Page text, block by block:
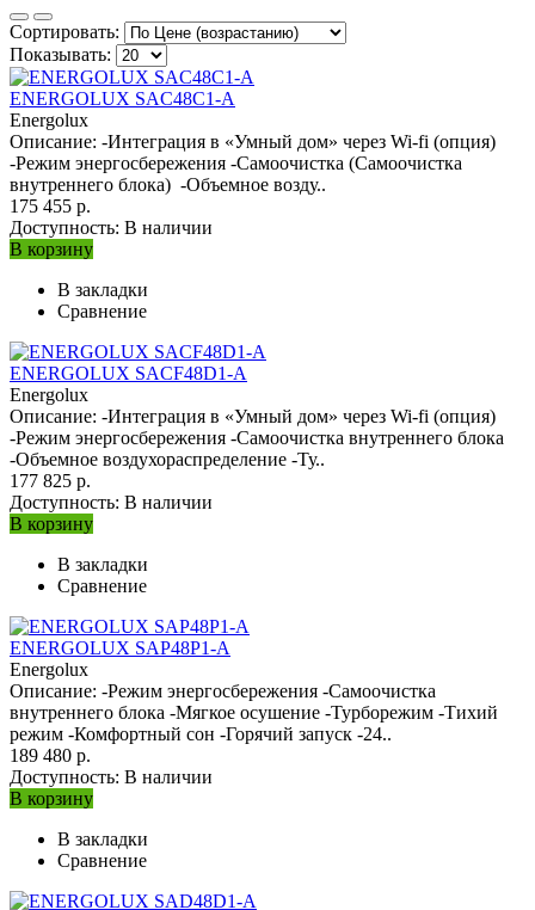
Сортировать:
Показывать:
ENERGOLUX SAC48C1-A
Energolux
Описание: -Интеграция в «Умный дом» через Wi-fi (опция)
-Режим энергосбережения -Самоочистка (Самоочистка
внутреннего блока) -Объемное возду..
175 455 р.
Доступность: В наличии
В корзину
В закладки
Сравнение
ENERGOLUX SACF48D1-A
Energolux
Описание: -Интеграция в «Умный дом» через Wi-fi (опция)
-Режим энергосбережения -Самоочистка внутреннего блока
-Объемное воздухораспределение -Ту..
177 825 р.
Доступность: В наличии
В корзину
В закладки
Сравнение
ENERGOLUX SAP48P1-A
Energolux
Описание: -Режим энергосбережения -Самоочистка
внутреннего блока -Мягкое осушение -Турборежим -Тихий
режим -Комфортный сон -Горячий запуск -24..
189 480 р.
Доступность: В наличии
В корзину
В закладки
Сравнение